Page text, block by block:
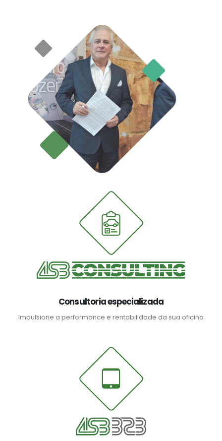
Consultoria especializada
Impulsione a performance e rentabilidade da sua oficina